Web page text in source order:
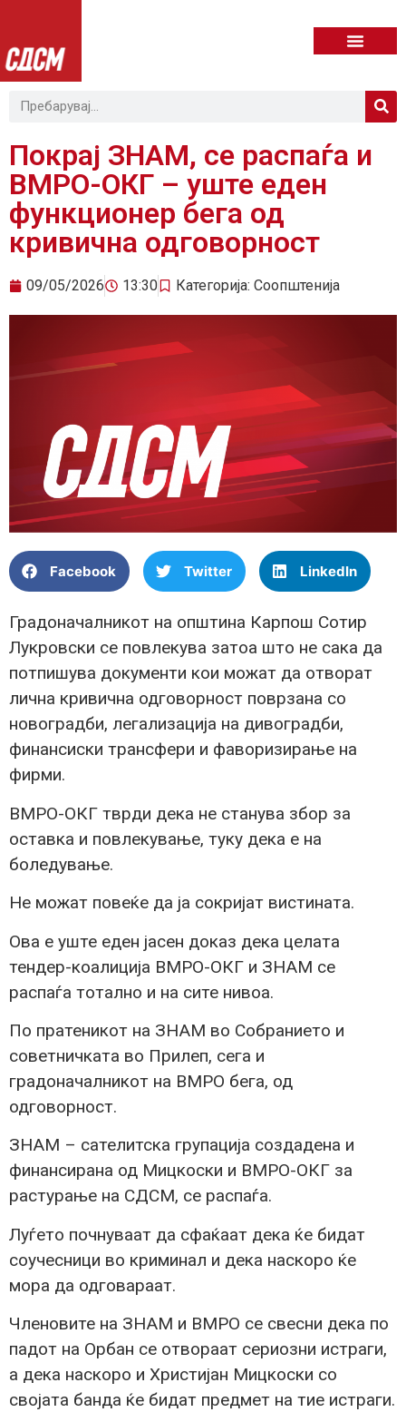
Покрај ЗНАМ, се распаѓа и
ВМРО-ОКГ – уште еден
функционер бега од
кривична одговорност
09/05/2026 13:30 Категорија: Соопштенија
Facebook Twitter LinkedIn
Градоначалникот на општина Карпош Сотир
Лукровски се повлекува затоа што не сака да
потпишува документи кои можат да отворат
лична кривична одговорност поврзана со
новоградби, легализација на дивоградби,
финансиски трансфери и фаворизирање на
фирми.
ВМРО-ОКГ тврди дека не станува збор за
оставка и повлекување, туку дека е на
боледување.
Не можат повеќе да ја сокријат вистината.
Ова е уште еден јасен доказ дека целата
тендер-коалиција ВМРО-ОКГ и ЗНАМ се
распаѓа тотално и на сите нивоа.
По пратеникот на ЗНАМ во Собранието и
советничката во Прилеп, сега и
градоначалникот на ВМРО бега, од
одговорност.
ЗНАМ – сателитска групација создадена и
финансирана од Мицкоски и ВМРО-ОКГ за
растурање на СДСМ, се распаѓа.
Луѓето почнуваат да сфаќаат дека ќе бидат
соучесници во криминал и дека наскоро ќе
мора да одговараат.
Членовите на ЗНАМ и ВМРО се свесни дека по
падот на Орбан се отвораат сериозни истраги,
а дека наскоро и Христијан Мицкоски со
својата банда ќе бидат предмет на тие истраги.